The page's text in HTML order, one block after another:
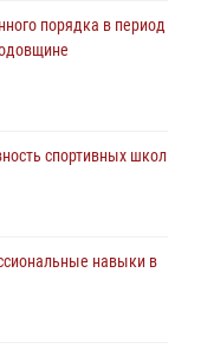
условное
роли физической
новой музейной
битва.
порядка в период
спортивных школ
навыки в